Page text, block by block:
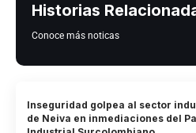
Historias
Conoce más noticas
Inseguridad golpea al sector
de Neiva en inmediaciones del